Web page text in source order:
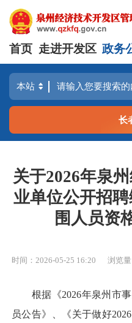
首页 走进开发区 政务
长
关于2026年泉
业单位公开招
围人员资
时间：2026-05-25 16:20 浏览量
根据《2026年泉州市事
员公告》、《关于做好